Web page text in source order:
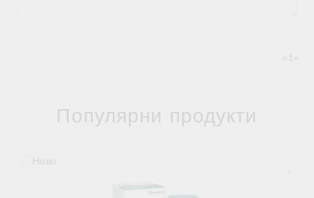
« »
Популярни продукти